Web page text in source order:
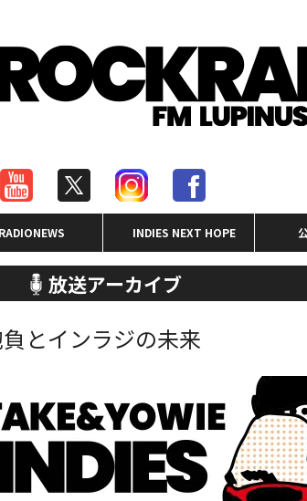
RADIONEWS INDIES NEXT HOPE
放送アーカイブ
とインラジの未来